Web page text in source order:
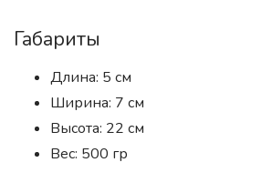
Габариты
Длина: 5 см
Ширина: 7 см
Высота: 22 см
Вес: 500 гр